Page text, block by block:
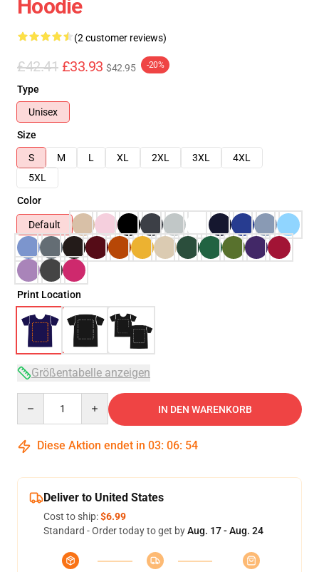
Hoodie
(2 customer reviews)
£42.41 £33.93 $42.95 -20%
Type
Unisex
Size
S
M L XL 2XL 3XL
4XL
5XL
Color
Default
Print Location
Größentabelle anzeigen
IN DEN WARENKORB
Diese Aktion endet in 03: 06: 54
Deliver to United States
Cost to ship:$6.99
Standard - Order today to get byAug. 17 - Aug. 24